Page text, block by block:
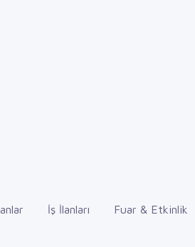
İş İlanları Fuar & Etkinlik